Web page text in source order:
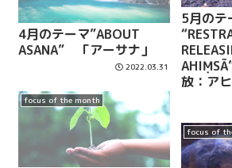
5月のテ
放：アヒ
4月のテーマ”ABOUT
ASANA” 「アーサナ」
2022.03.31
focus of the month
focus of